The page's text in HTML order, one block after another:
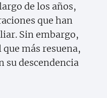
de los años,
que han
Sin embargo,
más resuena,
su descendencia